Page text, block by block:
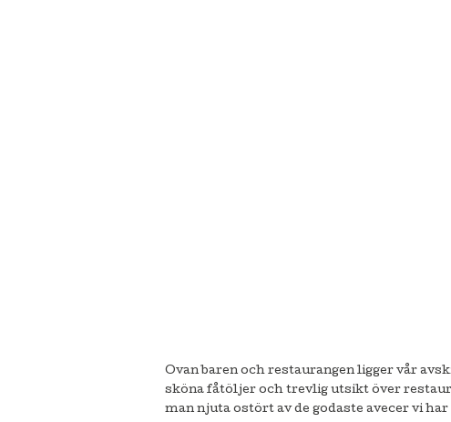
Ovan baren och restaurangen ligger vår
sköna fåtöljer och trevlig utsikt över
man njuta ostört av de godaste avecer vi